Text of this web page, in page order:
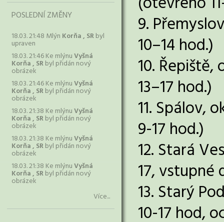
POSLEDNÍ ZMĚNY
18.03. 21:48 Mlýn Korňa , SRbyl
upraven
18.03. 21:46 Ke mlýnuVyšná
Korňa , SRbyl přidán nový
obrázek
18.03. 21:46 Ke mlýnuVyšná
Korňa , SRbyl přidán nový
obrázek
18.03. 21:38 Ke mlýnuVyšná
Korňa , SRbyl přidán nový
obrázek
18.03. 21:38 Ke mlýnuVyšná
Korňa , SRbyl přidán nový
obrázek
18.03. 21:38 Ke mlýnuVyšná
Korňa , SRbyl přidán nový
obrázek
Více...
9.
10–14 hod.)
10.
13–17 hod.)
11. Spálov,
9-17 hod.)
12. Stará
17,
13. Starý
10-17 hod,